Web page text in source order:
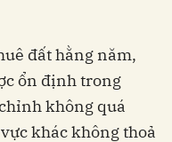
đất hằng năm,
ổn định trong
không quá
khác không thoả